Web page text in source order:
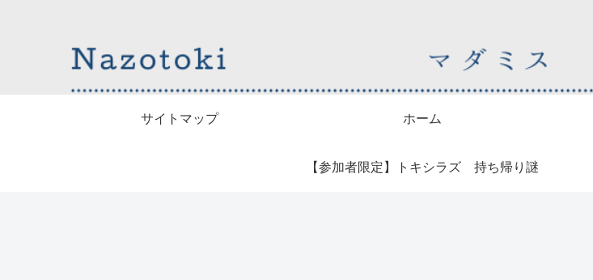
サイトマップ ホーム
【参加者限定】トキシラズ 持ち帰り謎